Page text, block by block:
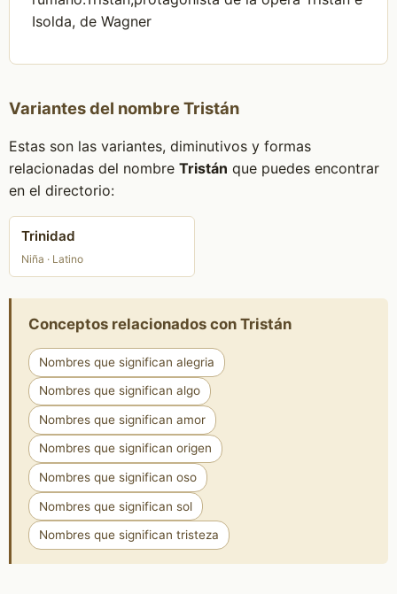
Isolda, de Wagner
Variantes del nombre Tristán
Estas son las variantes, diminutivos y formas
relacionadas del nombre Tristán que puedes encontrar
en el directorio:
Trinidad
Niña · Latino
Conceptos relacionados con Tristán
Nombres que significan alegria
Nombres que significan algo
Nombres que significan amor
Nombres que significan origen
Nombres que significan oso
Nombres que significan sol
Nombres que significan tristeza